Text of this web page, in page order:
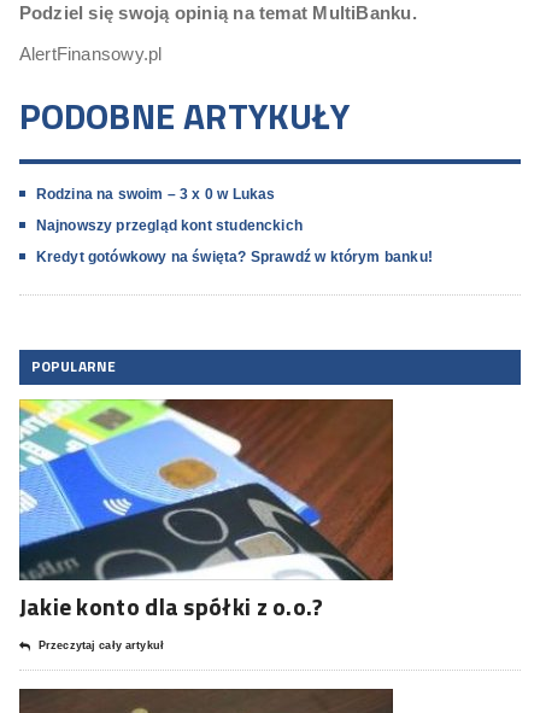
Podziel się swoją opinią na temat MultiBanku.
AlertFinansowy.pl
PODOBNE ARTYKUŁY
Rodzina na swoim – 3 x 0 w Lukas
Najnowszy przegląd kont studenckich
Kredyt gotówkowy na święta? Sprawdź w którym banku!
POPULARNE
Jakie konto dla spółki z o.o.?
Przeczytaj cały artykuł